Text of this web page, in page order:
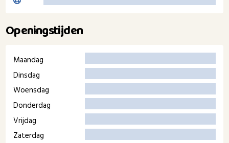
Openingstijden
Maandag
Dinsdag
Woensdag
Donderdag
Vrijdag
Zaterdag